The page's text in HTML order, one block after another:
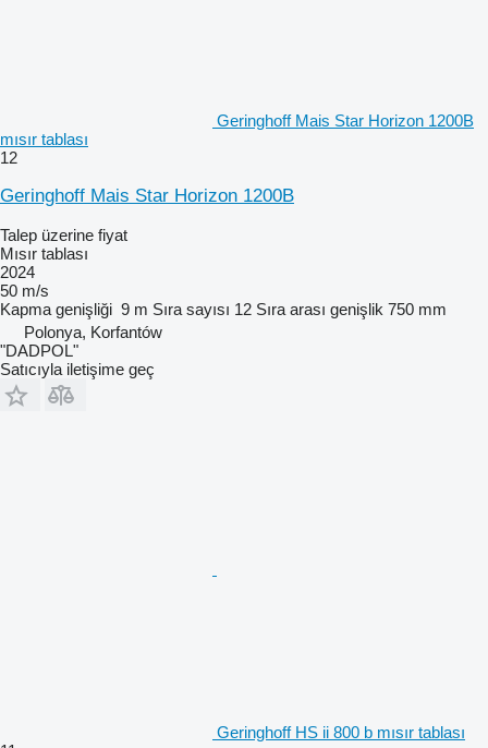
Geringhoff Mais Star Horizon 1200B
mısır tablası
12
Geringhoff Mais Star Horizon 1200B
Talep üzerine fiyat
Mısır tablası
2024
50 m/s
Kapma genişliği 9 m Sıra sayısı 12 Sıra arası genişlik 750 mm
Polonya, Korfantów
"DADPOL"
Satıcıyla iletişime geç
Geringhoff HS ii 800 b mısır tablası